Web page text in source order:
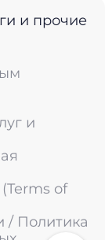
и прочие
и
of
/ Политика